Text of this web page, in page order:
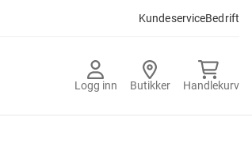
KundeserviceBedrift
Logg inn Butikker Handlekurv